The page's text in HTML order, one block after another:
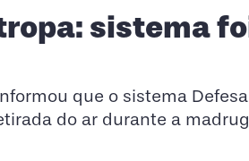
sistema
que o sistema
do ar durante a